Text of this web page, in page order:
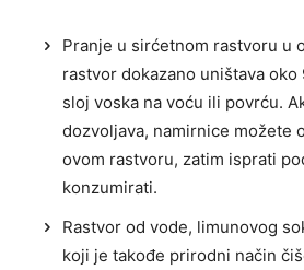
Pranje u sirćetnom rastvoru u
rastvor dokazano uništava oko
sloj voska na voću ili povrću.
dozvoljava, namirnice možete
ovom rastvoru, zatim isprati
konzumirati.
Rastvor od vode, limunovog
koji je takođe prirodni način